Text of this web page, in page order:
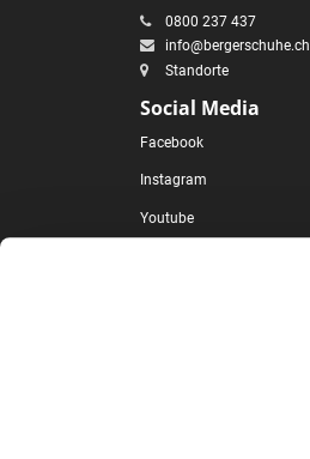
0800 237 437
info@bergerschuhe.ch
Standorte
Social Media
Facebook
Instagram
Youtube